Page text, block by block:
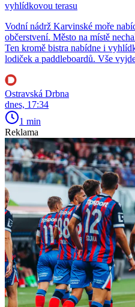
vyhlídkovou terasu
Vodní nádrž Karvinské moře
občerstvení. Město na místě
Ten kromě bistra nabídne i
lodiček a paddleboardů. Vše
Ostravská Drbna
dnes, 17:34
1 min
Reklama